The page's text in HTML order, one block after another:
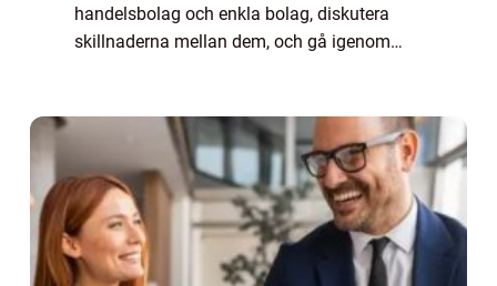
handelsbolag och enkla bolag, diskutera
skillnaderna mellan dem, och gå igenom